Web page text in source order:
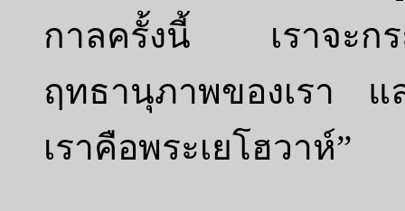
กาลครั้งนี้ เราจะกระ
ฤทธานุภาพของเรา แ
เราคือพระเยโฮวาห์”